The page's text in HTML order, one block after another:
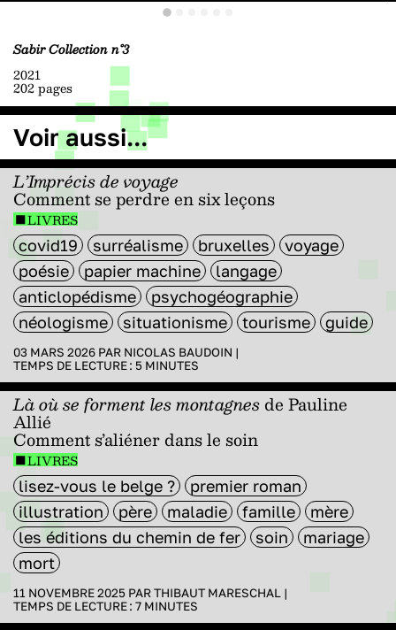
Sabir Collection n°3
2021
202 pages
Voir aussi...
L’Imprécis de voyage
Comment se perdre en six leçons
LIVRES
covid19 surréalisme bruxelles
voyage
poésie
papier machine
langage
anticlopédisme
psychogéographie
néologisme
situationisme tourisme guide
03 MARS 2026 PAR NICOLAS BAUDOIN |
TEMPS DE LECTURE : 5 MINUTES
Là où se forment les montagnesde Pauline
Allié
Comment s’aliéner dans le soin
LIVRES
lisez-vous le belge ?
premier roman
illustration
père maladie famille
mère
les éditions du chemin de fer
soin
mariage
mort
11 NOVEMBRE 2025 PARTHIBAUT MARESCHAL |
TEMPS DE LECTURE : 7 MINUTES